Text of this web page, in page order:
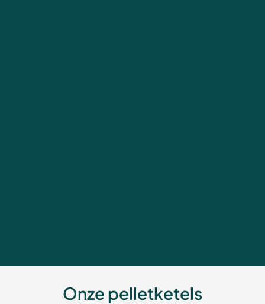
Onze pelletketels